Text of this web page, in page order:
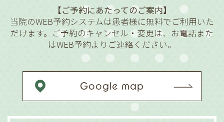
【ご予約にあたってのご案内】
当院のWEB予約システムは患者様に無料でご利用いた
だけます。ご予約のキャンセル・変更は、お電話また
はWEB予約よりご連絡ください。
Google map